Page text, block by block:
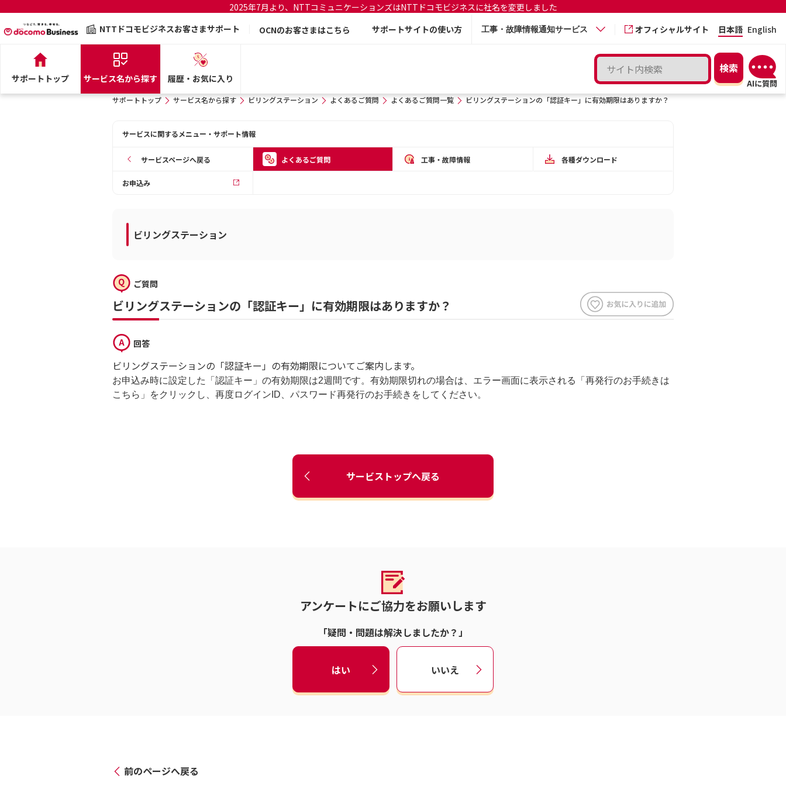
2025年7月より、NTTコミュニケーションズはNTTドコモビジネスに社名を変更しました
NTTドコモビジネスお客さまサポート
OCNのお客さまはこちら サポートサイトの使い方 工事・故障情報通知サービス オフィシャルサイト 日本語 English
サポートトップ サービス名から探す 履歴・お気に入り
サポートトップ サービス名から探す ビリングステーション よくあるご質問 よくあるご質問一覧 ビリングステーションの「認証キー」に有効期限はありますか？
サービスに関するメニュー・サポート情報
サービスページへ戻る よくあるご質問 工事・故障情報 各種ダウンロード
お申込み
ビリングステーション
ご質問
ビリングステーションの「認証キー」に有効期限はありますか？
回答
ビリングステーションの「認証キー」の有効期限についてご案内します。
お申込み時に設定した「認証キー」の有効期限は2週間です。有効期限切れの場合は、エラー画面に表示される「再発行のお手続きは
こちら」をクリックし、再度ログインID、パスワード再発行のお手続きをしてください。
サービストップへ戻る
アンケートにご協力をお願いします
「疑問・問題は解決しましたか？」
はい いいえ
前のページへ戻る